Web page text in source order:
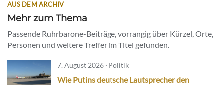
AUS DEM ARCHIV
Mehr zum Thema
Passende Ruhrbarone-Beiträge, vorrangig über Kürzel, Orte,
Personen und weitere Treffer im Titel gefunden.
7. August 2026 · Politik
Wie Putins deutsche Lautsprecher den